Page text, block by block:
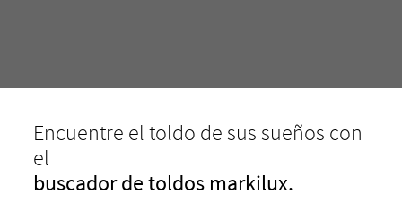
Encuentre el toldo de sus sueños con
el
buscador de toldos markilux.